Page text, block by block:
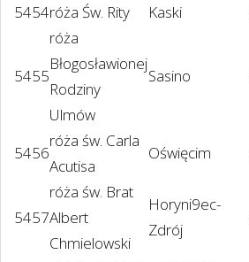
5454róża Św. Rity Kaski
5455
róża
Błogosławionej
Rodziny
Ulmów
Sasino
5456
róża św. Carla
Acutisa
Oświęcim
5457
róża św. Brat
Albert
Chmielowski
Horyni9ec-
Zdrój